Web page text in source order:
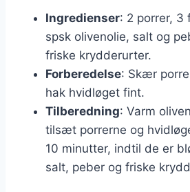
Ingredienser: 2 porrer, 3
spsk olivenolie, salt og
friske krydderurter.
Forberedelse: Skær
hak hvidløget fint.
Tilberedning: Varm
tilsæt porrerne og
10 minutter, indtil de er
salt, peber og friske